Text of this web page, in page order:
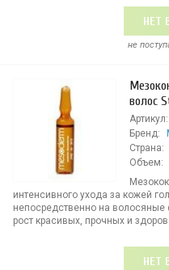
НЕТ
не
волос
Артикул:
Бренд:
Страна:
Объем:
интенсивного ухода за кожей
непосредственно на
рост красивых, прочных и
НЕТ